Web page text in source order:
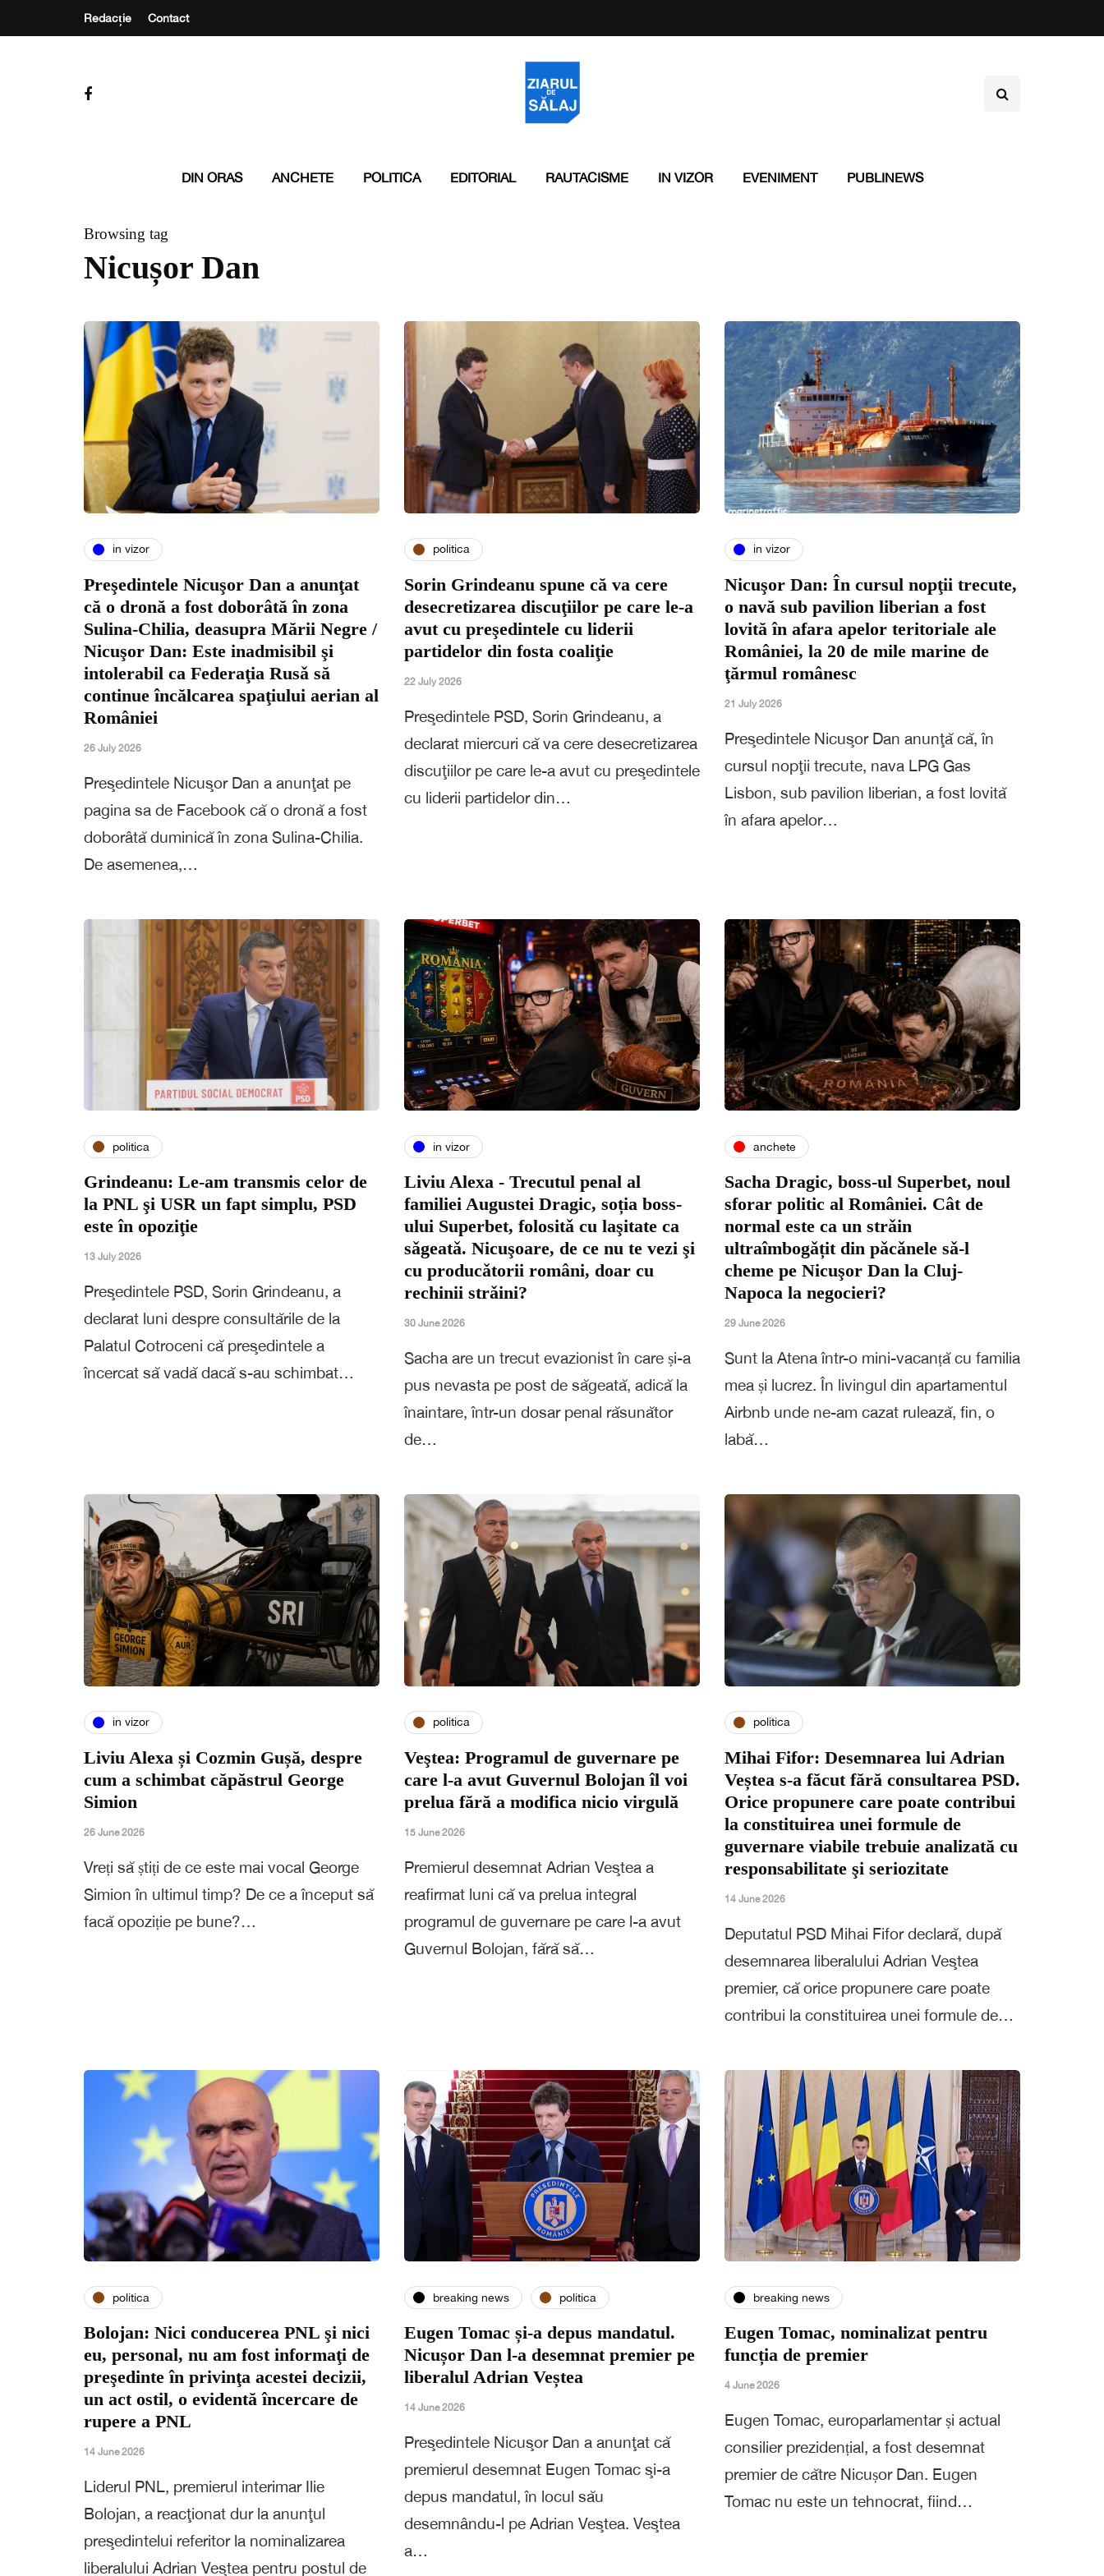
Redacție Contact
DIN ORAS ANCHETE POLITICA EDITORIAL RAUTACISME IN VIZOR EVENIMENT PUBLINEWS
Browsing tag
Nicușor Dan
in vizor
Preşedintele Nicuşor Dan a anunţat
că o dronă a fost doborâtă în zona
Sulina-Chilia, deasupra Mării Negre /
Nicuşor Dan: Este inadmisibil şi
intolerabil ca Federaţia Rusǎ să
continue încălcarea spaţiului aerian al
României
26 July 2026
Preşedintele Nicuşor Dan a anunţat pe
pagina sa de Facebook că o dronă a fost
doborâtă duminică în zona Sulina-Chilia.
De asemenea,…
politica
Sorin Grindeanu spune că va cere
desecretizarea discuţiilor pe care le-a
avut cu preşedintele cu liderii
partidelor din fosta coaliţie
22 July 2026
Preşedintele PSD, Sorin Grindeanu, a
declarat miercuri că va cere desecretizarea
discuţiilor pe care le-a avut cu preşedintele
cu liderii partidelor din…
in vizor
Nicuşor Dan: În cursul nopţii trecute,
o navă sub pavilion liberian a fost
lovită în afara apelor teritoriale ale
României, la 20 de mile marine de
ţărmul românesc
21 July 2026
Preşedintele Nicuşor Dan anunţă că, în
cursul nopţii trecute, nava LPG Gas
Lisbon, sub pavilion liberian, a fost lovită
în afara apelor…
politica
Grindeanu: Le-am transmis celor de
la PNL şi USR un fapt simplu, PSD
este în opoziţie
13 July 2026
Preşedintele PSD, Sorin Grindeanu, a
declarat luni despre consultările de la
Palatul Cotroceni că preşedintele a
încercat să vadă dacă s-au schimbat…
in vizor
Liviu Alexa - Trecutul penal al
familiei Augustei Dragic, soția boss-
ului Superbet, folositǎ cu laşitate ca
sǎgeatǎ. Nicuşoare, de ce nu te vezi şi
cu producǎtorii români, doar cu
rechinii strǎini?
30 June 2026
Sacha are un trecut evazionist în care și-a
pus nevasta pe post de săgeată, adică la
înaintare, într-un dosar penal răsunător
de…
anchete
Sacha Dragic, boss-ul Superbet, noul
sforar politic al României. Cât de
normal este ca un strǎin
ultraîmbogǎțit din pǎcǎnele sǎ-l
cheme pe Nicuşor Dan la Cluj-
Napoca la negocieri?
29 June 2026
Sunt la Atena într-o mini-vacanță cu familia
mea și lucrez. În livingul din apartamentul
Airbnb unde ne-am cazat rulează, fin, o
labă…
in vizor
Liviu Alexa și Cozmin Gușă, despre
cum a schimbat căpăstrul George
Simion
26 June 2026
Vreți să știți de ce este mai vocal George
Simion în ultimul timp? De ce a început să
facă opoziție pe bune?…
politica
Veştea: Programul de guvernare pe
care l-a avut Guvernul Bolojan îl voi
prelua fără a modifica nicio virgulă
15 June 2026
Premierul desemnat Adrian Veştea a
reafirmat luni că va prelua integral
programul de guvernare pe care l-a avut
Guvernul Bolojan, fără să…
politica
Mihai Fifor: Desemnarea lui Adrian
Veștea s-a făcut fără consultarea PSD.
Orice propunere care poate contribui
la constituirea unei formule de
guvernare viabile trebuie analizată cu
responsabilitate şi seriozitate
14 June 2026
Deputatul PSD Mihai Fifor declară, după
desemnarea liberalului Adrian Veştea
premier, că orice propunere care poate
contribui la constituirea unei formule de…
politica
Bolojan: Nici conducerea PNL şi nici
eu, personal, nu am fost informaţi de
preşedinte în privinţa acestei decizii,
un act ostil, o evidentă încercare de
rupere a PNL
14 June 2026
Liderul PNL, premierul interimar Ilie
Bolojan, a reacţionat dur la anunţul
preşedintelui referitor la nominalizarea
liberalului Adrian Veştea pentru postul de
breaking news politica
Eugen Tomac și-a depus mandatul.
Nicușor Dan l-a desemnat premier pe
liberalul Adrian Veștea
14 June 2026
Preşedintele Nicuşor Dan a anunţat că
premierul desemnat Eugen Tomac şi-a
depus mandatul, în locul său
desemnându-l pe Adrian Veştea. Veştea
a…
breaking news
Eugen Tomac, nominalizat pentru
funcția de premier
4 June 2026
Eugen Tomac, europarlamentar și actual
consilier prezidențial, a fost desemnat
premier de către Nicușor Dan. Eugen
Tomac nu este un tehnocrat, fiind…